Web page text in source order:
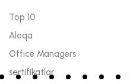
Top 10
Aloqa
Offıce Managers
sertifikatlar